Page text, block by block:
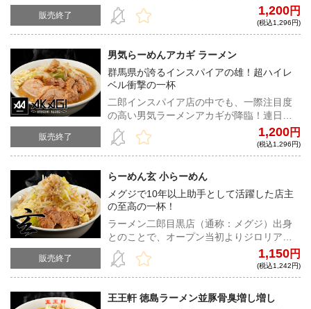
販売終了
た、驚愕の濃度と粘度も、意外なほどに後
味すっきりで老若男女楽しめる味わいだ！
1,200円
(税込1,296円)
販売終了
男気らーめんアカギ ラーメン
群馬県が誇るインスパイアの雄！超ハイレ
ベル衝撃の一杯
二郎インスパイア店の中でも、一際注目度
の高い男気ラーメンアカギが降臨！連日長
蛇の列を作り、ファンを魅了して止まない
ラーメンは、麺、スープ、豚、脂全てが超
ハイレベルだ。
1,200円
(税込1,296円)
販売終了
らーめん玄 小らーめん
メグジで10年以上助手として活躍した店主
の至高の一杯！
ラーメン二郎目黒店（通称：メグジ）出身
とのことで、オープン当初よりジロリアン
の間で話題沸騰。瞬く間に有名店への仲間
入りを果たした非乳化の最高峰とも名高い
同店の渾身の一杯！
1,150円
(税込1,242円)
王王軒 徳島ラーメン並豚骨臭増し増し